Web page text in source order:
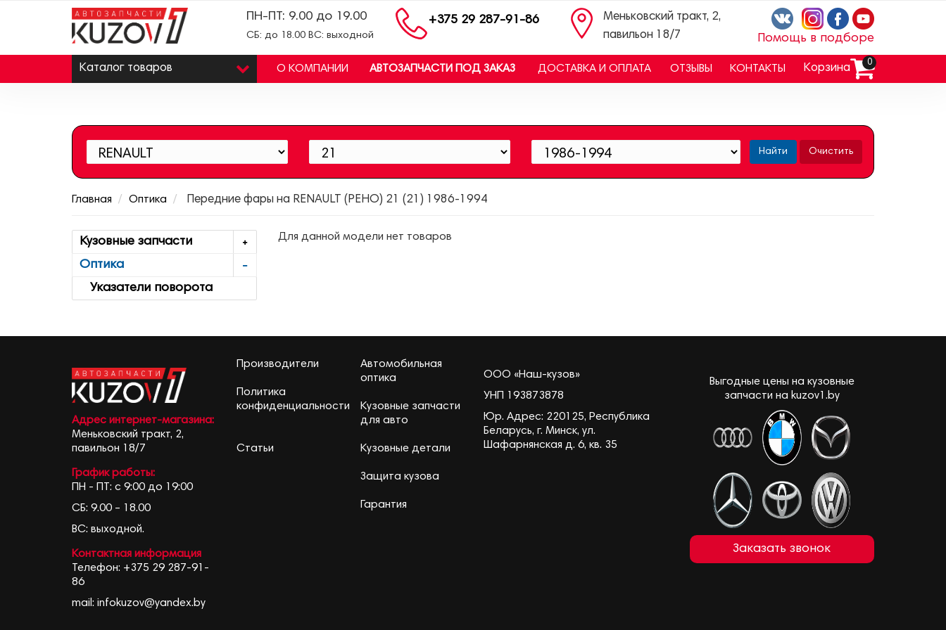
Помощь в подборе
Меньковский тракт, 2,
павильон 18/7
+375 29 287-91-86
ПН-ПТ: 9.00 до 19.00
СБ: до 18.00 ВС: выходной
Каталог товаров О КОМПАНИИ АВТОЗАПЧАСТИ ПОД ЗАКАЗ ДОСТАВКА И ОПЛАТА ОТЗЫВЫ КОНТАКТЫ Корзина 0
Найти Очистить
Главная Оптика Передние фары на RENAULT (РЕНО) 21 (21) 1986-1994
Кузовные запчасти
Оптика
Указатели поворота
Для данной модели нет товаров
Адрес интернет-магазина:
Меньковский тракт, 2,
павильон 18/7
График работы:
ПН - ПТ: с 9:00 до 19:00
СБ: 9.00 – 18.00
ВС: выходной.
Контактная информация
Телефон: +375 29 287-91-
86
mail: infokuzov@yandex.by
Производители
Политика
конфиденциальности
Статьи
Автомобильная
оптика
Кузовные запчасти
для авто
Кузовные детали
Защита кузова
Гарантия
ООО «Наш-кузов»
УНП 193873878
Юр. Адрес: 220125, Республика
Беларусь, г. Минск, ул.
Шафарнянская д. 6, кв. 35
Выгодные цены на кузовные
запчасти на kuzov1.by
Заказать звонок